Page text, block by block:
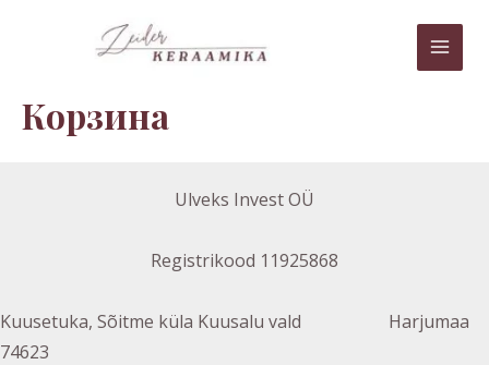
Корзина
Ulveks Invest OÜ
Registrikood 11925868
Kuusetuka, Sõitme küla Kuusalu vald Harjumaa
74623